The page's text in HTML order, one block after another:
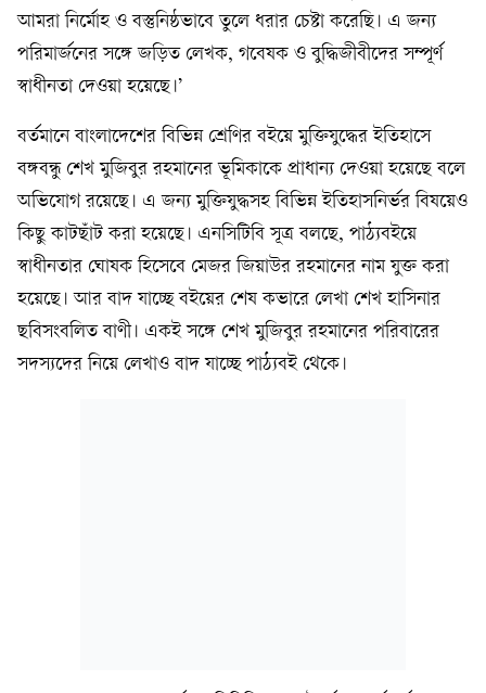
আমরা নির্মোহ ও বস্তুনিষ্ঠভাবে তুলে ধরার চেষ্টা করেছি। এ জন্য
পরিমার্জনের সঙ্গে জড়িত লেখক, গবেষক ও বুদ্ধিজীবীদের সম্পূর্ণ
স্বাধীনতা দেওয়া হয়েছে।’
বর্তমানে বাংলাদেশের বিভিন্ন শ্রেণির বইয়ে মুক্তিযুদ্ধের ইতিহাসে
বঙ্গবন্ধু শেখ মুজিবুর রহমানের ভূমিকাকে প্রাধান্য দেওয়া হয়েছে বলে
অভিযোগ রয়েছে। এ জন্য মুক্তিযুদ্ধসহ বিভিন্ন ইতিহাসনির্ভর বিষয়েও
কিছু কাটছাঁট করা হয়েছে। এনসিটিবি সূত্র বলছে, পাঠ্যবইয়ে
স্বাধীনতার ঘোষক হিসেবে মেজর জিয়াউর রহমানের নাম যুক্ত করা
হয়েছে। আর বাদ যাচ্ছে বইয়ের শেষ কভারে লেখা শেখ হাসিনার
ছবিসংবলিত বাণী। একই সঙ্গে শেখ মুজিবুর রহমানের পরিবারের
সদস্যদের নিয়ে লেখাও বাদ যাচ্ছে পাঠ্যবই থেকে।